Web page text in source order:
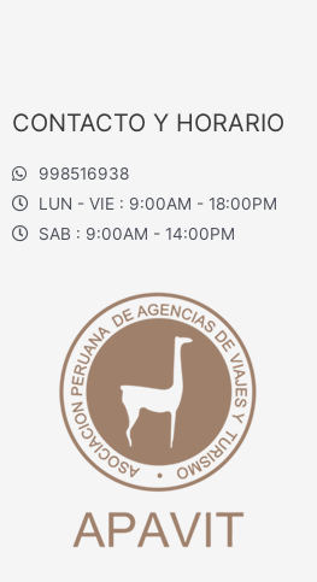
CONTACTO Y HORARIO
998516938
LUN - VIE : 9:00AM - 18:00PM
SAB : 9:00AM - 14:00PM